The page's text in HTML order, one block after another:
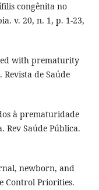
congênita no
v. 20, n. 1, p. 1-23,
with prematurity
de Saúde
à prematuridade
Rev Saúde Pública.
newborn, and
Control Priorities.